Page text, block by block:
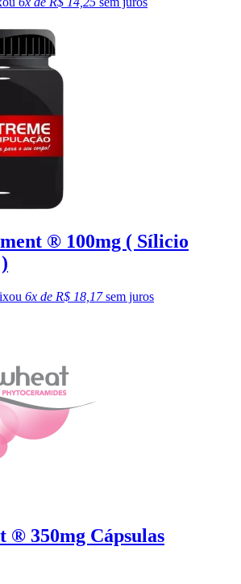
® 100mg ( Sílicio
ou 6x de R$ 18,17sem juros
® 350mg Cápsulas